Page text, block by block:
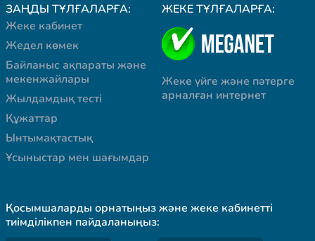
ЗАҢДЫ ТҰЛҒАЛАРҒА:
Жеке кабинет
Жедел көмек
Байланыс ақпараты және
мекенжайлары
Жылдамдық тесті
Құжаттар
Ынтымақтастық
Ұсыныстар мен шағымдар
ЖЕКЕ ТҰЛҒАЛАРҒА:
Жеке үйге және пәтерге
арналған интернет
Қосымшаларды орнатыңыз және жеке кабинетті
тиімділікпен пайдаланыңыз: